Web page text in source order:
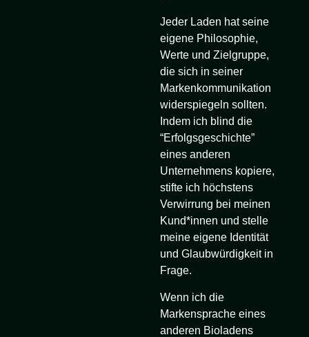
Jeder Laden hat seine
eigene Philosophie,
Werte und Zielgruppe,
die sich in seiner
Markenkommunikation
widerspiegeln sollten.
Indem ich blind die
“Erfolgsgeschichte”
eines anderen
Unternehmens kopiere,
stifte ich höchstens
Verwirrung bei meinen
Kund*innen und stelle
meine eigene Identität
und Glaubwürdigkeit in
Frage.
Wenn ich die
Markensprache eines
anderen Bioladens